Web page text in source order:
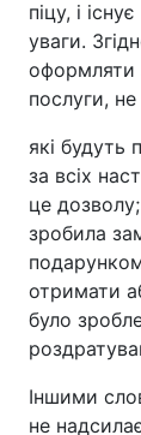
піцу, і
уваги.
оформляти
послуги,
які будуть
за всіх
це
зробила
отримати
було
Іншими
не